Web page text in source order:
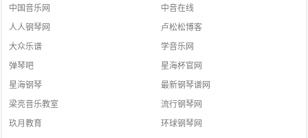
中国音乐网
中音在线
人人钢琴网
卢松松博客
大众乐谱
学音乐网
弹琴吧
星海杯官网
星海钢琴
最新钢琴谱网
梁亮音乐教室
流行钢琴网
玖月教育
环球钢琴网